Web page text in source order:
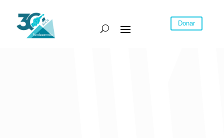
Donar